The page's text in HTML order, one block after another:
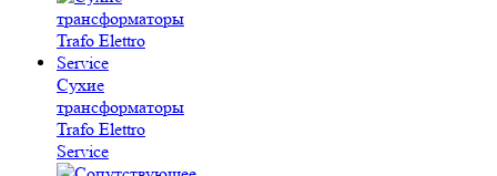
Сухие
трансформаторы
Trafo Elettro
Service